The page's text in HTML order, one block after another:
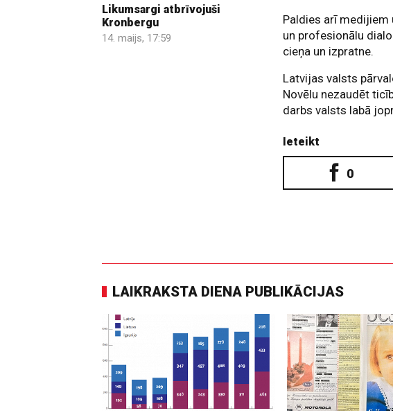
Likumsargi atbrīvojuši
Kronbergu
14. maijs, 17:59
Paldies arī medijiem
un profesionālu
cieņa un izpratne.
Latvijas valsts
Novēlu nezaudēt
darbs valsts labā
Ieteikt
0
LAIKRAKSTA DIENA PUBLIKĀCIJAS